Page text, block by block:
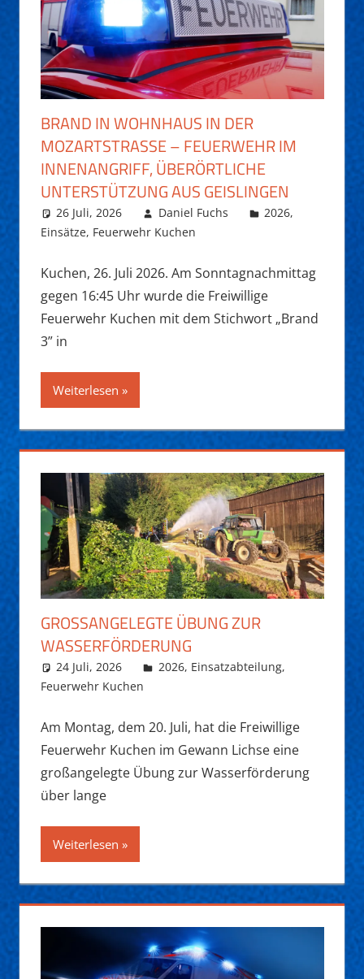
BRAND IN WOHNHAUS IN DER
MOZARTSTRASSE – FEUERWEHR IM I
NNENANGRIFF, ÜBERÖRTLICHE U
NTERSTÜTZUNG AUS GEISLINGEN
26 Juli, 2026 Daniel Fuchs 2026,
Einsätze, Feuerwehr Kuchen
Kuchen, 26. Juli 2026. Am Sonntagnachmittag
gegen 16:45 Uhr wurde die Freiwillige
Feuerwehr Kuchen mit dem Stichwort „Brand
3” in
Weiterlesen
GROSSANGELEGTE ÜBUNG ZUR W
ASSERFÖRDERUNG
24 Juli, 2026 Daniel Fuchs
2026, Einsatzabteilung,
Feuerwehr Kuchen
Am Montag, dem 20. Juli, hat die Freiwillige
Feuerwehr Kuchen im Gewann Lichse eine
großangelegte Übung zur Wasserförderung
über lange
Weiterlesen